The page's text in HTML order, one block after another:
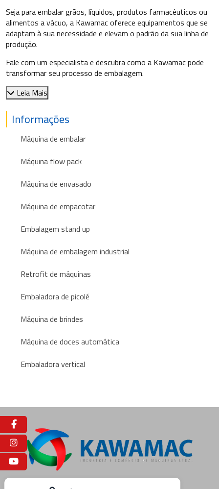
Seja para embalar grãos, líquidos, produtos farmacêuticos ou
alimentos a vácuo, a Kawamac oferece equipamentos que se
adaptam à sua necessidade e elevam o padrão da sua linha de
produção.
Fale com um especialista e descubra como a Kawamac pode
transformar seu processo de embalagem.
Leia Mais
Informações
Máquina de embalar
Máquina flow pack
Máquina de envasado
Máquina de empacotar
Embalagem stand up
Máquina de embalagem industrial
Retrofit de máquinas
Embaladora de picolé
Máquina de brindes
Máquina de doces automática
Embaladora vertical
Facebook
Instagram
Youtube